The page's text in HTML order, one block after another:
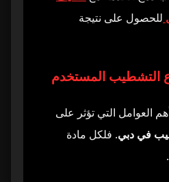
للحصول على نتيجة
التشطيب المستخدم
العوامل التي تؤثر على
في دبي. فلكل مادة